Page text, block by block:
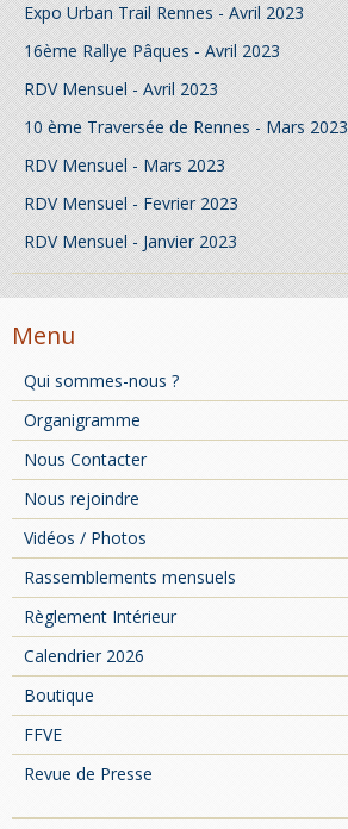
Expo Urban Trail Rennes - Avril 2023
16ème Rallye Pâques - Avril 2023
RDV Mensuel - Avril 2023
10 ème Traversée de Rennes - Mars 2023
RDV Mensuel - Mars 2023
RDV Mensuel - Fevrier 2023
RDV Mensuel - Janvier 2023
Menu
Qui sommes-nous ?
Organigramme
Nous Contacter
Nous rejoindre
Vidéos / Photos
Rassemblements mensuels
Règlement Intérieur
Calendrier 2026
Boutique
FFVE
Revue de Presse